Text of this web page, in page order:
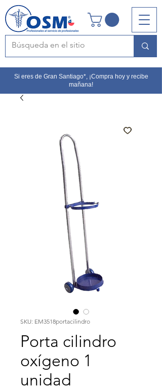
Si eres de Gran Santiago*, ¡Compra hoy y recibe
mañana!
SKU: EM3518portacilindro
Porta cilindro
oxígeno 1
unidad